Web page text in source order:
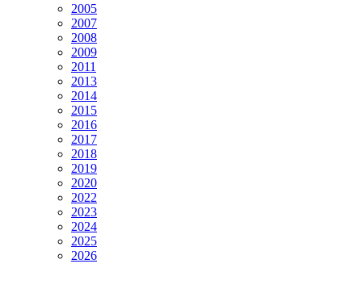
2005
2007
2008
2009
2011
2013
2014
2015
2016
2017
2018
2019
2020
2022
2023
2024
2025
2026